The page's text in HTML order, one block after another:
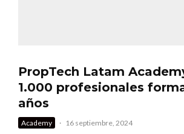
PropTech Latam
1.000 profesionales
años
Academy · 16 septiembre, 2024